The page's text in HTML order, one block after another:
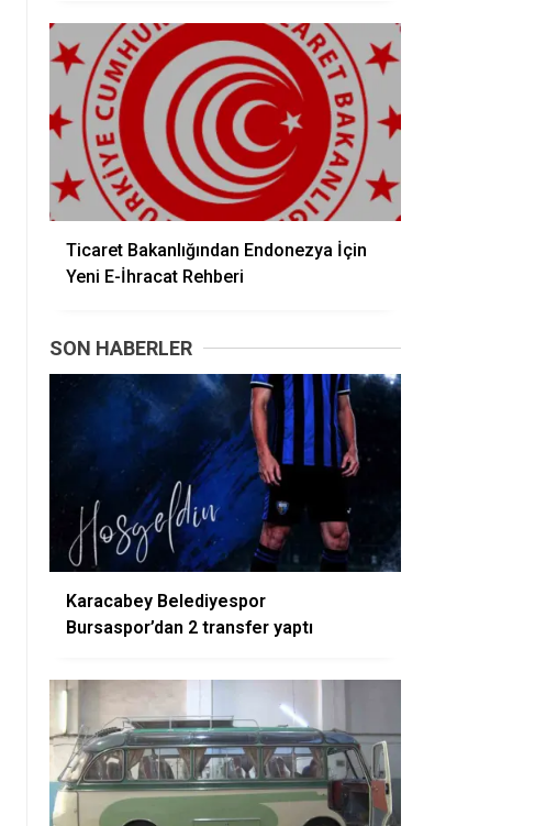
Ticaret Bakanlığından Endonezya İçin
Yeni E-İhracat Rehberi
SON HABERLER
Karacabey Belediyespor
Bursaspor’dan 2 transfer yaptı